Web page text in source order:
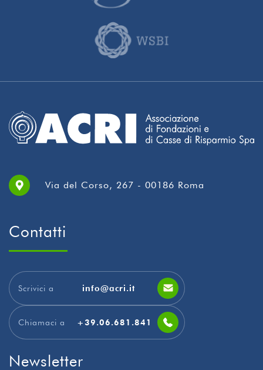
Via del Corso, 267 - 00186 Roma
Contatti
Scrivici a info@acri.it
Chiamaci a +39.06.681.841
Newsletter